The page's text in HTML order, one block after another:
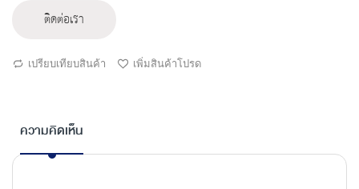
ติดต่อเรา
เปรียบเทียบสินค้า เพิ่มสินค้าโปรด
ความคิดเห็น